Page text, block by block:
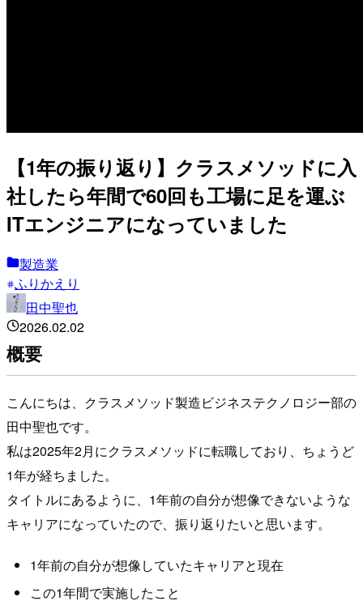
【1年の振り返り】クラスメソッドに入
社したら年間で60回も工場に足を運ぶ
ITエンジニアになっていました
製造業
ふりかえり
田中聖也
2026.02.02
概要
こんにちは、クラスメソッド製造ビジネステクノロジー部の
田中聖也です。
私は2025年2月にクラスメソッドに転職しており、ちょうど
1年が経ちました。
タイトルにあるように、1年前の自分が想像できないような
キャリアになっていたので、振り返りたいと思います。
1年前の自分が想像していたキャリアと現在
この1年間で実施したこと